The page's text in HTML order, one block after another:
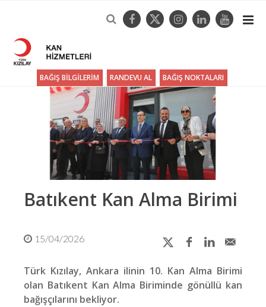
BAĞIŞ BİLGİLERİM RANDEVU AL BAĞIŞ NOKTALARI
Batıkent Kan Alma Birimi
15/04/2026
Türk Kızılay, Ankara ilinin 10. Kan Alma Birimi
olan Batıkent Kan Alma Biriminde gönüllü kan
bağışçılarını bekliyor.